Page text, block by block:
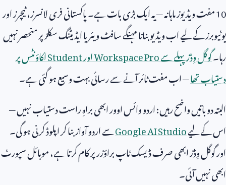
10مفت ویڈیوز ماہانہ — یہ ایک بڑی بات ہے۔ پاکستانی فری لانسرز، ٹیچرز اور
یوٹیوبرز کے لیے اب ویڈیو بنانا مہنگے سافٹ ویئر یا ایڈیٹنگ سکلز پر منحصر نہیں
رہا۔گوگل وِڈز پہلے سےWorkspace ProاورStudentاکاؤنٹس پر
دستیاب تھا— اب مفت ٹائر آنے سے رسائی بہت وسیع ہو گئی ہے۔
البتہ دو باتیں واضح رہیں: اردو وائس اوور ابھی براہِ راست دستیاب نہیں —
اس کے لیےGoogle AI Studioسے اردو آواز بنا کر اپلوڈ کرنی ہو گی۔
اور گوگل وِڈز ابھی صرف ڈیسک ٹاپ براؤزر پر کام کرتا ہے، موبائل سپورٹ
ابھی نہیں آئی۔